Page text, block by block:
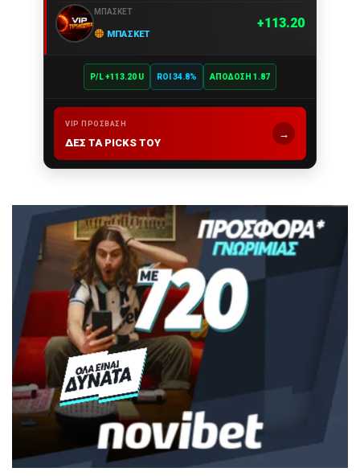
ΜΠΆΣΚΕΤ
ΜΠΆΣΚΕΤ
113.20
P/L +113.20 U ROI 34.8% ΑΠΌΔΟΣΗ 1.87
VIP ΠΡΌΣΒΑΣΗ
ΔΕΣ ΤΑ PICKS ΤΟΥ
→